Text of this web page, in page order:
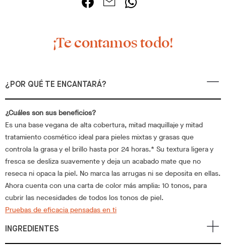
¡Te contamos todo!
¿POR QUÉ TE ENCANTARÁ?
¿Cuáles son sus beneficios?
Es una base vegana de alta cobertura, mitad maquillaje y mitad
tratamiento cosmético ideal para pieles mixtas y grasas que
controla la grasa y el brillo hasta por 24 horas.* Su textura ligera y
fresca se desliza suavemente y deja un acabado mate que no
reseca ni opaca la piel. No marca las arrugas ni se deposita en ellas.
Ahora cuenta con una carta de color más amplia: 10 tonos, para
cubrir las necesidades de todos los tonos de piel.
Pruebas de eficacia pensadas en ti
INGREDIENTES